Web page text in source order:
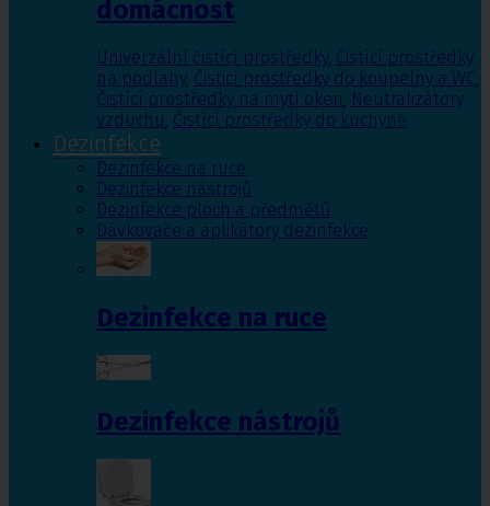
domácnost
Univerzální čistící prostředky, Čistící prostředky
na podlahy, Čisticí prostředky do koupelny a WC,
Čistící prostředky na mytí oken, Neutralizátory
vzduchu, Čistící prostředky do kuchyně
Dezinfekce
Dezinfekce na ruce
Dezinfekce nástrojů
Dezinfekce ploch a předmětů
Dávkovače a aplikátory dezinfekce
Dezinfekce na ruce
Dezinfekce nástrojů